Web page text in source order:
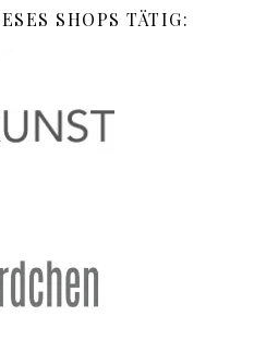
SHOPS TÄTIG: